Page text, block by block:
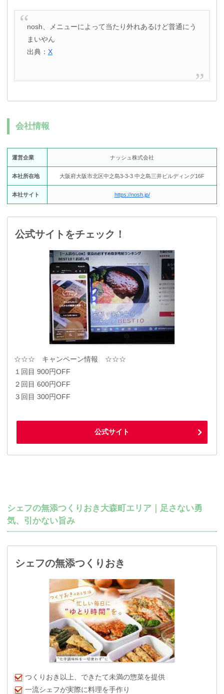
nosh、メニューによって当たり外れあるけど普通にう
まいやん
出典： X
会社情報
運営企業 ナッシュ株式会社
本社所在地 大阪府大阪市北区中之島3-3-3 中之島三井ビルディング16F
本社サイト https://nosh.jp/
公式サイトをチェック！
☆☆☆ キャンペーン情報 ☆☆☆
１回目 900円OFF
２回目 600円OFF
３回目 300円OFF
公式サイト
シェフの無添つくりおき大森町エリア｜足さない勇
気、引かない旨み
シェフの無添つくりおき
つくりおき以上、できたて未満の惣菜を提供
一流シェフが実際に料理を手作り